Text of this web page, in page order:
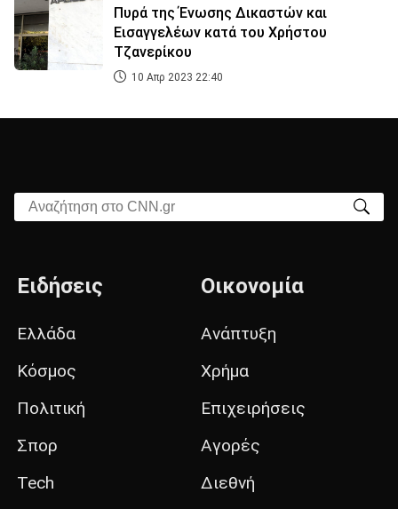
Πυρά της Ένωσης Δικαστών και
Εισαγγελέων κατά του Χρήστου
Τζανερίκου
10 Απρ 2023 22:40
Αναζήτηση στο CNN.gr
Ειδήσεις
Ελλάδα
Κόσμος
Πολιτική
Σπορ
Tech
Οικονομία
Ανάπτυξη
Χρήμα
Επιχειρήσεις
Αγορές
Διεθνή